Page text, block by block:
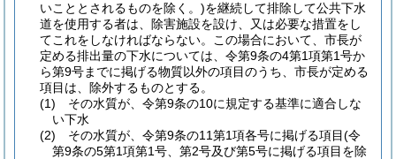
いこととされるものを除く。)を継続して排除して公共下水
道を使用する者は、除害施設を設け、又は必要な措置をし
てこれをしなければならない。
この場合において、市長が
定める排出量の下水については、令第9条の4第1項第1号か
ら第9号までに掲げる物質以外の項目のうち、市長が定める
項目は、除外するものとする。
(1)
その水質が、令第9条の10に規定する基準に適合しな
い下水
(2)
その水質が、令第9条の11第1項各号に掲げる項目(令
第9条の5第1項第1号、第2号及び第5号に掲げる項目を除